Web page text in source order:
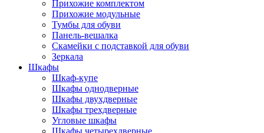
Прихожие комплектом
Прихожие модульные
Тумбы для обуви
Панель-вешалка
Скамейки с подставкой для обуви
Зеркала
Шкафы
Шкаф-купе
Шкафы однодверные
Шкафы двухдверные
Шкафы трехдверные
Угловые шкафы
Шкафы четырехдверные